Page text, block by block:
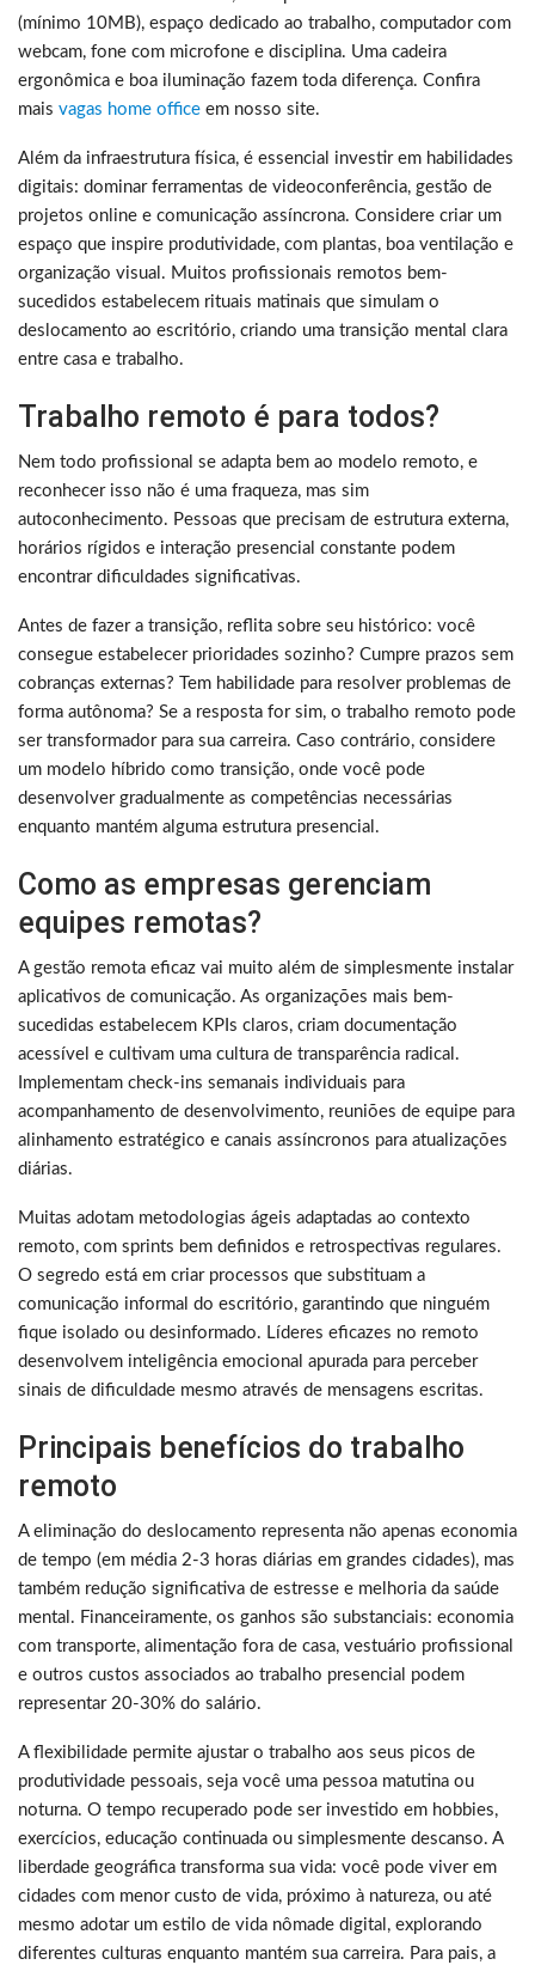
(mínimo 10MB), espaço dedicado ao trabalho, computador com
webcam, fone com microfone e disciplina. Uma cadeira
ergonômica e boa iluminação fazem toda diferença. Confira
mais vagas home office em nosso site.
Além da infraestrutura física, é essencial investir em habilidades
digitais: dominar ferramentas de videoconferência, gestão de
projetos online e comunicação assíncrona. Considere criar um
espaço que inspire produtividade, com plantas, boa ventilação e
organização visual. Muitos profissionais remotos bem-
sucedidos estabelecem rituais matinais que simulam o
deslocamento ao escritório, criando uma transição mental clara
entre casa e trabalho.
Trabalho remoto é para todos?
Nem todo profissional se adapta bem ao modelo remoto, e
reconhecer isso não é uma fraqueza, mas sim
autoconhecimento. Pessoas que precisam de estrutura externa,
horários rígidos e interação presencial constante podem
encontrar dificuldades significativas.
Antes de fazer a transição, reflita sobre seu histórico: você
consegue estabelecer prioridades sozinho? Cumpre prazos sem
cobranças externas? Tem habilidade para resolver problemas de
forma autônoma? Se a resposta for sim, o trabalho remoto pode
ser transformador para sua carreira. Caso contrário, considere
um modelo híbrido como transição, onde você pode
desenvolver gradualmente as competências necessárias
enquanto mantém alguma estrutura presencial.
Como as empresas gerenciam
equipes remotas?
A gestão remota eficaz vai muito além de simplesmente instalar
aplicativos de comunicação. As organizações mais bem-
sucedidas estabelecem KPIs claros, criam documentação
acessível e cultivam uma cultura de transparência radical.
Implementam check-ins semanais individuais para
acompanhamento de desenvolvimento, reuniões de equipe para
alinhamento estratégico e canais assíncronos para atualizações
diárias.
Muitas adotam metodologias ágeis adaptadas ao contexto
remoto, com sprints bem definidos e retrospectivas regulares.
O segredo está em criar processos que substituam a
comunicação informal do escritório, garantindo que ninguém
fique isolado ou desinformado. Líderes eficazes no remoto
desenvolvem inteligência emocional apurada para perceber
sinais de dificuldade mesmo através de mensagens escritas.
Principais benefícios do trabalho
remoto
A eliminação do deslocamento representa não apenas economia
de tempo (em média 2-3 horas diárias em grandes cidades), mas
também redução significativa de estresse e melhoria da saúde
mental. Financeiramente, os ganhos são substanciais: economia
com transporte, alimentação fora de casa, vestuário profissional
e outros custos associados ao trabalho presencial podem
representar 20-30% do salário.
A flexibilidade permite ajustar o trabalho aos seus picos de
produtividade pessoais, seja você uma pessoa matutina ou
noturna. O tempo recuperado pode ser investido em hobbies,
exercícios, educação continuada ou simplesmente descanso. A
liberdade geográfica transforma sua vida: você pode viver em
cidades com menor custo de vida, próximo à natureza, ou até
mesmo adotar um estilo de vida nômade digital, explorando
diferentes culturas enquanto mantém sua carreira. Para pais, a